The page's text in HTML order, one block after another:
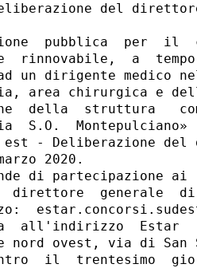
del
pubblica  per  il
rinnovabile,  a
un dirigente
area chirurgica e
della  struttura
S.O.
est - Deliberazione
2020.
di partecipazione ai
generale  di
all'indirizzo
ovest, via di San
il  trentesimo